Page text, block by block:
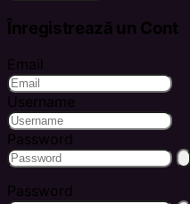
Înregistrează un Cont
Email
Username
Password
Password